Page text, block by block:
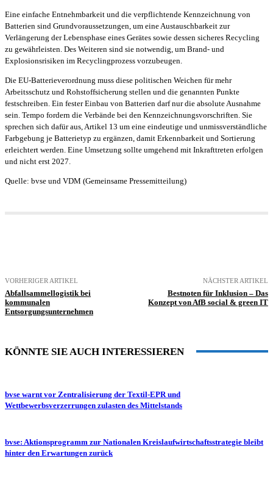
Eine einfache Entnehmbarkeit und die verpflichtende Kennzeichnung von
Batterien sind Grundvoraussetzungen, um eine Austauschbarkeit zur
Verlängerung der Lebensphase eines Gerätes sowie dessen sicheres Recycling
zu gewährleisten. Des Weiteren sind sie notwendig, um Brand- und
Explosionsrisiken im Recyclingprozess vorzubeugen.
Die EU-Batterieverordnung muss diese politischen Weichen für mehr
Arbeitsschutz und Rohstoffsicherung stellen und die genannten Punkte
festschreiben. Ein fester Einbau von Batterien darf nur die absolute Ausnahme
sein. Tempo fordern die Verbände bei den Kennzeichnungsvorschriften. Sie
sprechen sich dafür aus, Artikel 13 um eine eindeutige und unmissverständliche
Farbgebung je Batterietyp zu ergänzen, damit Erkennbarkeit und Sortierung
erleichtert werden. Eine Umsetzung sollte umgehend mit Inkrafttreten erfolgen
und nicht erst 2027.
Quelle: bvse und VDM (Gemeinsame Pressemitteilung)
VORHERIGER ARTIKEL
Abfallsammellogistik bei
kommunalen
Entsorgungsunternehmen
NÄCHSTER ARTIKEL
Bestnoten für Inklusion – Das
Konzept von AfB social & green IT
KÖNNTE SIE AUCH INTERESSIEREN
bvse warnt vor Zentralisierung der Textil-EPR und
Wettbewerbsverzerrungen zulasten des Mittelstands
bvse: Aktionsprogramm zur Nationalen Kreislaufwirtschaftsstrategie bleibt
hinter den Erwartungen zurück